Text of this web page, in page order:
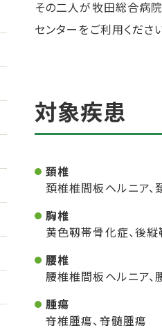
その二人が牧田総合病
センターをご利用くださ
対象疾患
頚椎
頚椎椎間板ヘルニア
胸椎
黄色靱帯骨化症、後
腰椎
腰椎椎間板ヘルニア、
腫瘍
脊椎腫瘍、脊髄腫瘍